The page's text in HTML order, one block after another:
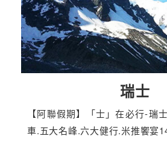
瑞士
【阿聯假期】「士」在必行-瑞
車.五大名峰.六大健行.米推饗宴